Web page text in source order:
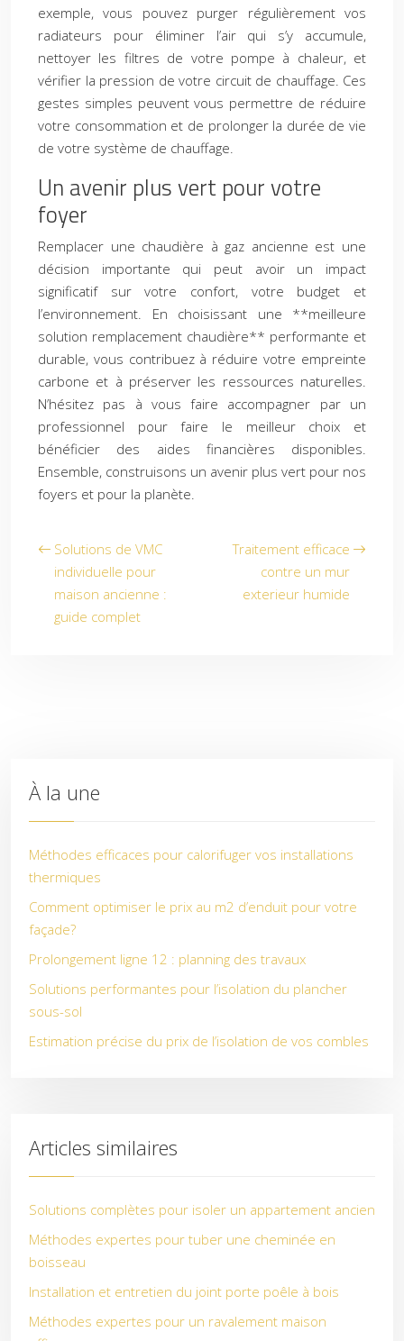
exemple, vous pouvez purger régulièrement vos
radiateurs pour éliminer l’air qui s’y accumule,
nettoyer les filtres de votre pompe à chaleur, et
vérifier la pression de votre circuit de chauffage. Ces
gestes simples peuvent vous permettre de réduire
votre consommation et de prolonger la durée de vie
de votre système de chauffage.
Un avenir plus vert pour votre
foyer
Remplacer une chaudière à gaz ancienne est une
décision importante qui peut avoir un impact
significatif sur votre confort, votre budget et
l’environnement. En choisissant une **meilleure
solution remplacement chaudière** performante et
durable, vous contribuez à réduire votre empreinte
carbone et à préserver les ressources naturelles.
N’hésitez pas à vous faire accompagner par un
professionnel pour faire le meilleur choix et
bénéficier des aides financières disponibles.
Ensemble, construisons un avenir plus vert pour nos
foyers et pour la planète.
Solutions de VMC
individuelle pour
maison ancienne :
guide complet
Traitement efficace
contre un mur
exterieur humide
À la une
Méthodes efficaces pour calorifuger vos installations
thermiques
Comment optimiser le prix au m2 d’enduit pour votre
façade?
Prolongement ligne 12 : planning des travaux
Solutions performantes pour l’isolation du plancher
sous-sol
Estimation précise du prix de l’isolation de vos combles
Articles similaires
Solutions complètes pour isoler un appartement ancien
Méthodes expertes pour tuber une cheminée en
boisseau
Installation et entretien du joint porte poêle à bois
Méthodes expertes pour un ravalement maison